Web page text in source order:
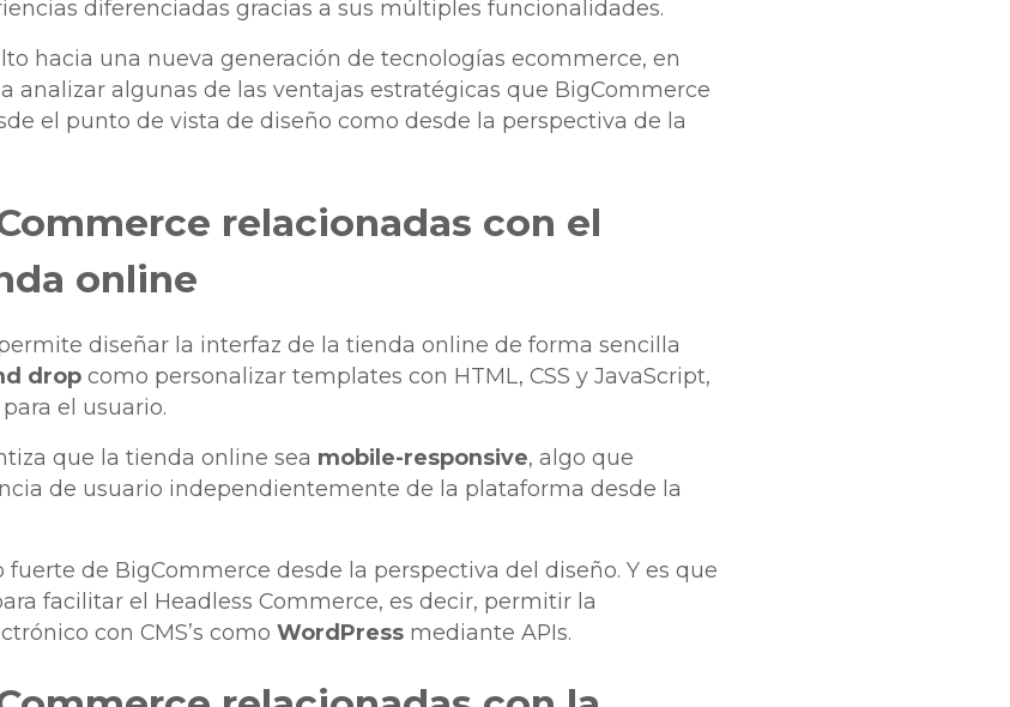
diferenciadas gracias a sus múltiples funcionalidades.
hacia una nueva generación de tecnologías ecommerce, en
analizar algunas de las ventajas estratégicas que BigCommerce
el punto de vista de diseño como desde la perspectiva de la
relacionadas con el
online
diseñar la interfaz de la tienda online de forma sencilla
drop como personalizar templates con HTML, CSS y JavaScript,
el usuario.
que la tienda online sea mobile-responsive, algo que
de usuario independientemente de la plataforma desde la
fuerte de BigCommerce desde la perspectiva del diseño. Y es que
facilitar el Headless Commerce, es decir, permitir la
con CMS’s como WordPress mediante APIs.